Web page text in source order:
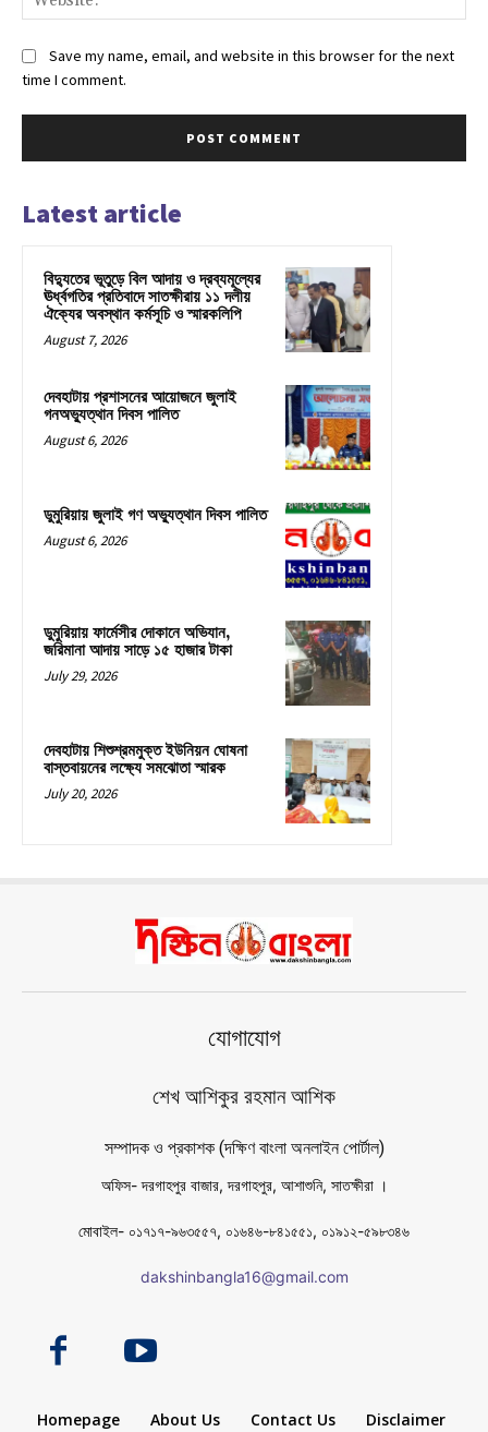
Save my name, email, and website in this browser for the next
time I comment.
Latest article
বিদ্যুতের ভূতুড়ে বিল আদায় ও দ্রব্যমূল্যের
ঊর্ধ্বগতির প্রতিবাদে সাতক্ষীরায় ১১ দলীয়
ঐক্যের অবস্থান কর্মসূচি ও স্মারকলিপি
August 7, 2026
দেবহাটায় প্রশাসনের আয়োজনে জুলাই
গনঅভ্যুত্থান দিবস পালিত
August 6, 2026
ডুমুরিয়ায় জুলাই গণ অভ্যুত্থান দিবস পালিত
August 6, 2026
ডুমুরিয়ায় ফার্মেসীর দোকানে অভিযান,
জরিমানা আদায় সাড়ে ১৫ হাজার টাকা
July 29, 2026
দেবহাটায় শিশুশ্রমমুক্ত ইউনিয়ন ঘোষনা
বাস্তবায়নের লক্ষ্যে সমঝোতা স্মারক
July 20, 2026
যোগাযোগ
শেখ আশিকুর রহমান আশিক
সম্পাদক ও প্রকাশক (দক্ষিণ বাংলা অনলাইন পোর্টাল)
অফিস- দরগাহপুর বাজার, দরগাহপুর, আশাশুনি, সাতক্ষীরা ।
মোবাইল- ০১৭১৭-৯৬৩৫৫৭, ০১৬৪৬-৮৪১৫৫১, ০১৯১২-৫৯৮৩৪৬
dakshinbangla16@gmail.com
Homepage About Us Contact Us Disclaimer